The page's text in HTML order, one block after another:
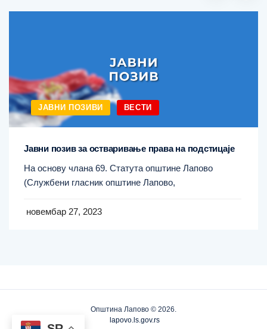
ЈАВНИ ПОЗИВИ ВЕСТИ
Јавни позив за остваривање права на подстицаје
На основу члана 69. Статута општине Лапово
(Службени гласник општине Лапово,
новембар 27, 2023
Општина Лапово © 2026.
lapovo.ls.gov.rs